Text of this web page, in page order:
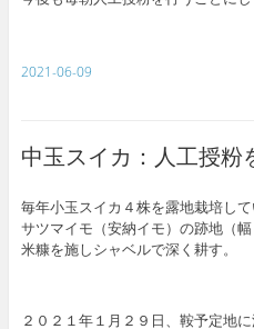
2021-06-09
中玉スイカ：人工授粉
毎年小玉スイカ４株を露地栽培し
サツマイモ（安納イモ）の跡地（
米糠を施しシャベルで深く耕す。
２０２１年１月２９日、鞍予定地